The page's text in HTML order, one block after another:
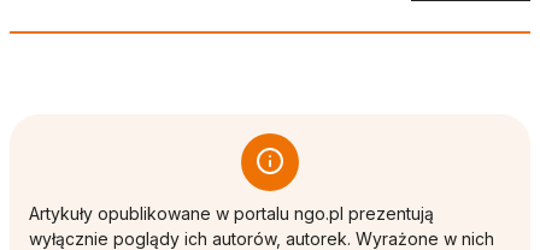
Artykuły opublikowane w portalu ngo.pl prezentują
wyłącznie poglądy ich autorów, autorek. Wyrażone w nich